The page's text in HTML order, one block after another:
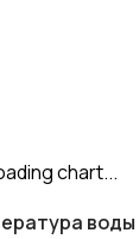
chart...
воды